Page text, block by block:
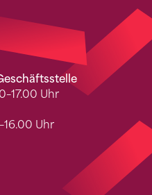
Uhr
Uhr